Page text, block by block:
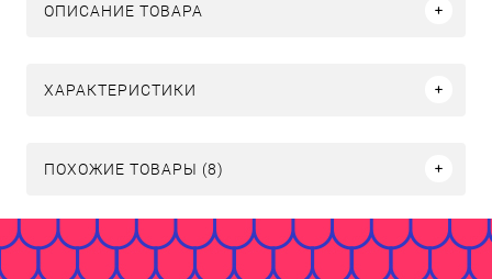
ОПИСАНИЕ ТОВАРА
ХАРАКТЕРИСТИКИ
ПОХОЖИЕ ТОВАРЫ (8)